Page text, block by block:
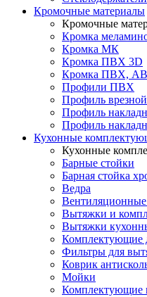
Кромочные материалы
Кромочные
Кромка
Кромка МК
Кромка ПВХ 3D
Кромка ПВХ,
Профили ПВХ
Профиль
Профиль
Профиль
Кухонные
Кухонные
Барные стойки
Барная стойка
Ведра
Вытяжки и
Вытяжки
Комплектующие
Фильтры для
Коврик
Мойки
Комплектующие